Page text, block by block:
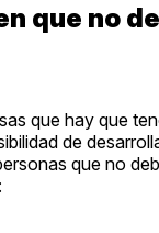
que no
que hay que
de
que no